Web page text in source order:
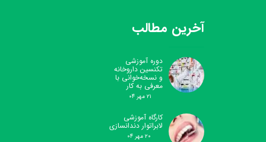
آخرین مطالب
دوره آموزشی
تکنسین داروخانه
و نسخه‌خوانی با
معرفی به کار
۲۱ مهر ۰۴
کارگاه آموزشی
لابراتوار دندانسازی
۲۰ مهر ۰۴